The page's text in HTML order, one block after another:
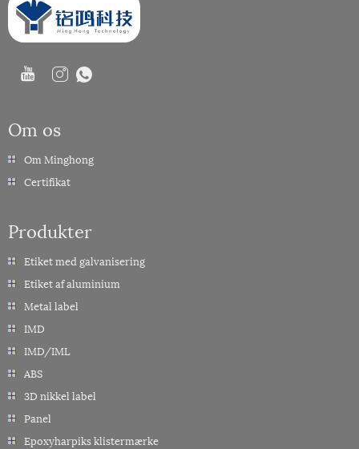
Om os
Om Minghong
Certifikat
Produkter
Etiket med galvanisering
Etiket af aluminium
Metal label
IMD
IMD/IML
ABS
3D nikkel label
Panel
Epoxyharpiks klistermærke